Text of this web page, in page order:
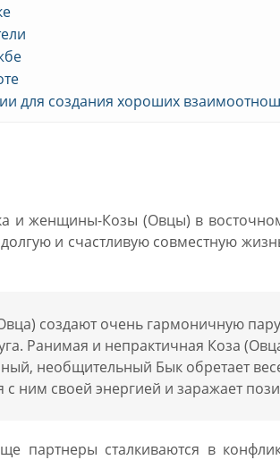
для создания хороших
и женщины-Козы (Овцы) в
и счастливую совместную
создают очень гармоничную
Ранимая и непрактичная Коза
необщительный Бык обретает
с ним своей энергией и заражает
партнеры сталкиваются в